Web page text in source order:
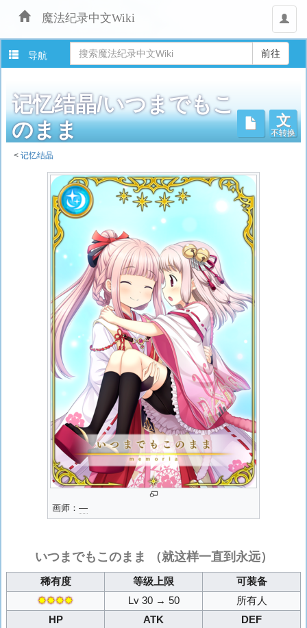
魔法纪录中文Wiki
用
户
导航
记忆结晶/いつまでもこ
のまま
文
不转换
<记忆结晶
画师： ―
いつまでもこのまま （就这样一直到永远）
稀有度 等级上限
可装备
✸✸✸✸
Lv 30 → 50
所有人
HP
ATK
DEF